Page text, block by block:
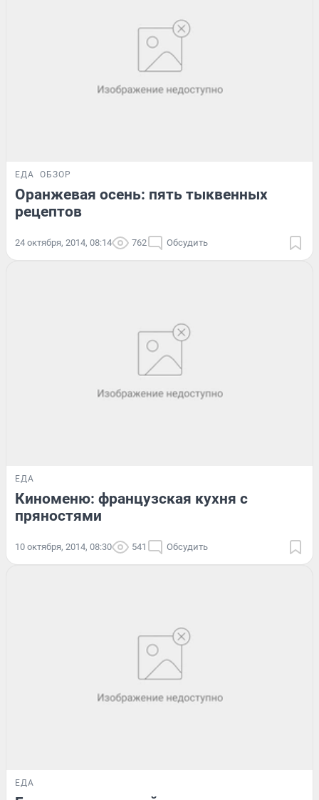
ЕДА ОБЗОР
Оранжевая осень: пять тыквенных
рецептов
24 октября, 2014, 08:14 762 Обсудить
ЕДА
Киноменю: французская кухня с
пряностями
10 октября, 2014, 08:30 541 Обсудить
ЕДА